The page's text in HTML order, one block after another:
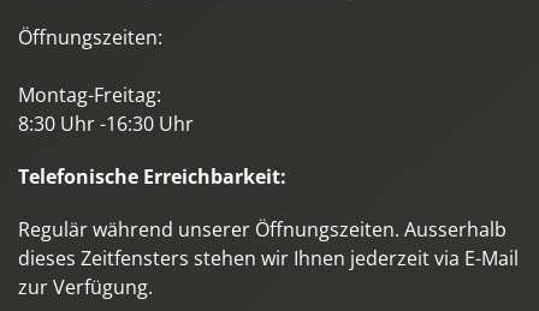
Öffnungszeiten:
Montag-Freitag:
8:30 Uhr -16:30 Uhr
Telefonische Erreichbarkeit:
Regulär während unserer Öffnungszeiten. Ausserhalb
dieses Zeitfensters stehen wir Ihnen jederzeit via E-Mail
zur Verfügung.